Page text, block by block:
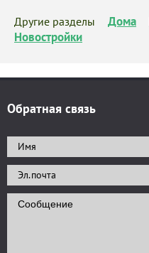
Другие разделы Дома
Новостройки
Обратная связь